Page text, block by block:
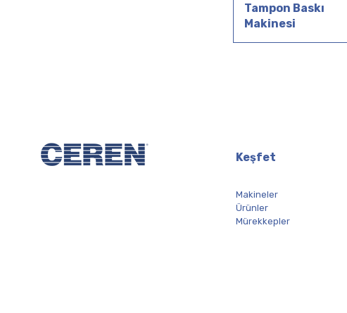
Tampon Baskı
Makinesi
Keşfet
Makineler
Ürünler
Mürekkepler